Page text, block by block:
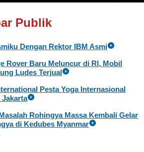
Publik
Dengan Rektor IBM Asmi
Baru Meluncur di RI, Mobil
Ludes Terjual
Pesta Yoga Internasional
Jakarta
Massa Kembali Gelar
di Kedubes Myanmar